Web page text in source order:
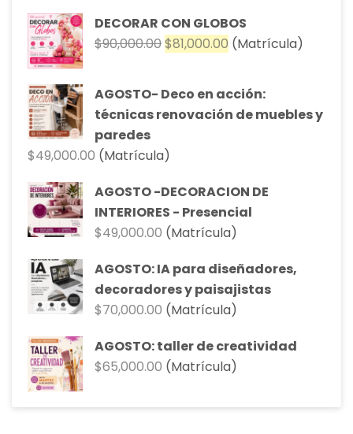
DECORAR CON GLOBOS
$90,000.00El
era:
$90,000.00.
$81,000.00 El
actual
es:
$81,000.00.
(Matrícula)
AGOSTO- Deco en acción:
técnicas renovación de muebles y
paredes
$49,000.00 (Matrícula)
AGOSTO -DECORACION DE
INTERIORES - Presencial
$49,000.00 (Matrícula)
AGOSTO: IA para diseñadores,
decoradores y paisajistas
$70,000.00 (Matrícula)
AGOSTO: taller de creatividad
$65,000.00 (Matrícula)